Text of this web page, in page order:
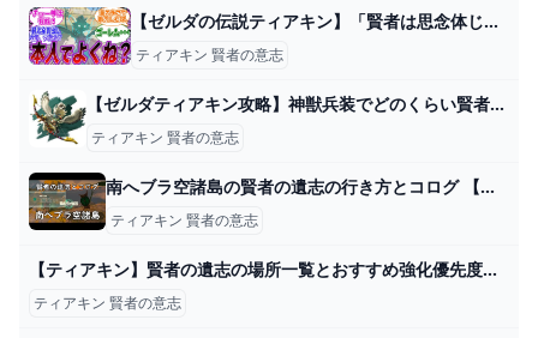
【ゼルダの伝説ティアキン】「賢者は思念体じゃなくて本人でもよかった説」から賢者（の意志）の話題で盛り上がるみんなの反応集【ティアーズオブキングダム】【ゼルダ】【賢者の意志】【思念体】【反応集】 - YouTube
ティアキン 賢者の意志
【ゼルダティアキン攻略】神獣兵装でどのくらい賢者の威力変わるの？ – ゲーム攻略のかけら
ティアキン 賢者の意志
南へブラ空諸島の賢者の遺志の行き方とコログ 【ティアキン攻略】 - YouTube
ティアキン 賢者の意志
【ティアキン】賢者の遺志の場所一覧とおすすめ強化優先度【ゼルダの伝説ティアーズオブザキングダム】｜ゲームエイト
ティアキン 賢者の意志